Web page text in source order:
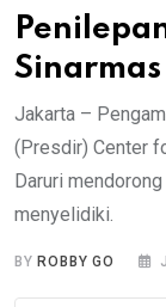
Sinarmas
Jakarta –
(Presdir) Center
Daruri
menyelidiki.
BY ROBBY GO